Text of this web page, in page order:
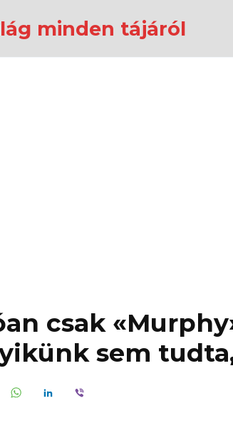
minden tájáról
csak
sem